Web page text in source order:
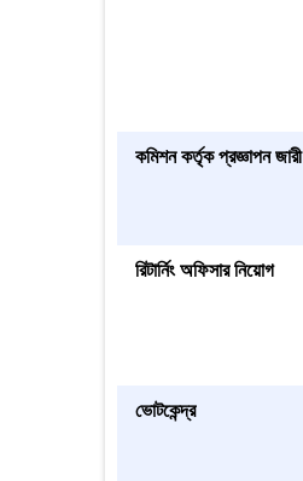
কমিশন কর্তৃক প্রজ্ঞাপন জারী
রিটার্নিং অফিসার নিয়োগ
ভোটকেন্দ্র